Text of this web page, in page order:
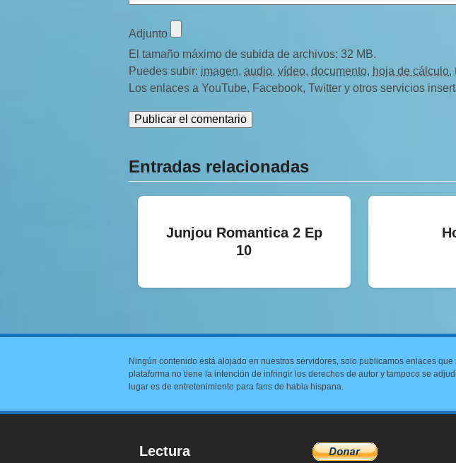
Adjunto
El tamaño máximo de subida de archivos: 32 MB.
Puedes subir: imagen, audio, vídeo, documento, hoja de cálculo,
Los enlaces a YouTube, Facebook, Twitter y otros servicios
Entradas relacionadas
Junjou Romantica 2 Ep
10
Ningún contenido está alojado en nuestros servidores, solo publicamos enlaces
plataforma no tiene la intención de infringir los derechos de autor y tampoco se
lugar es de entretenimiento para fans de habla hispana.
Lectura